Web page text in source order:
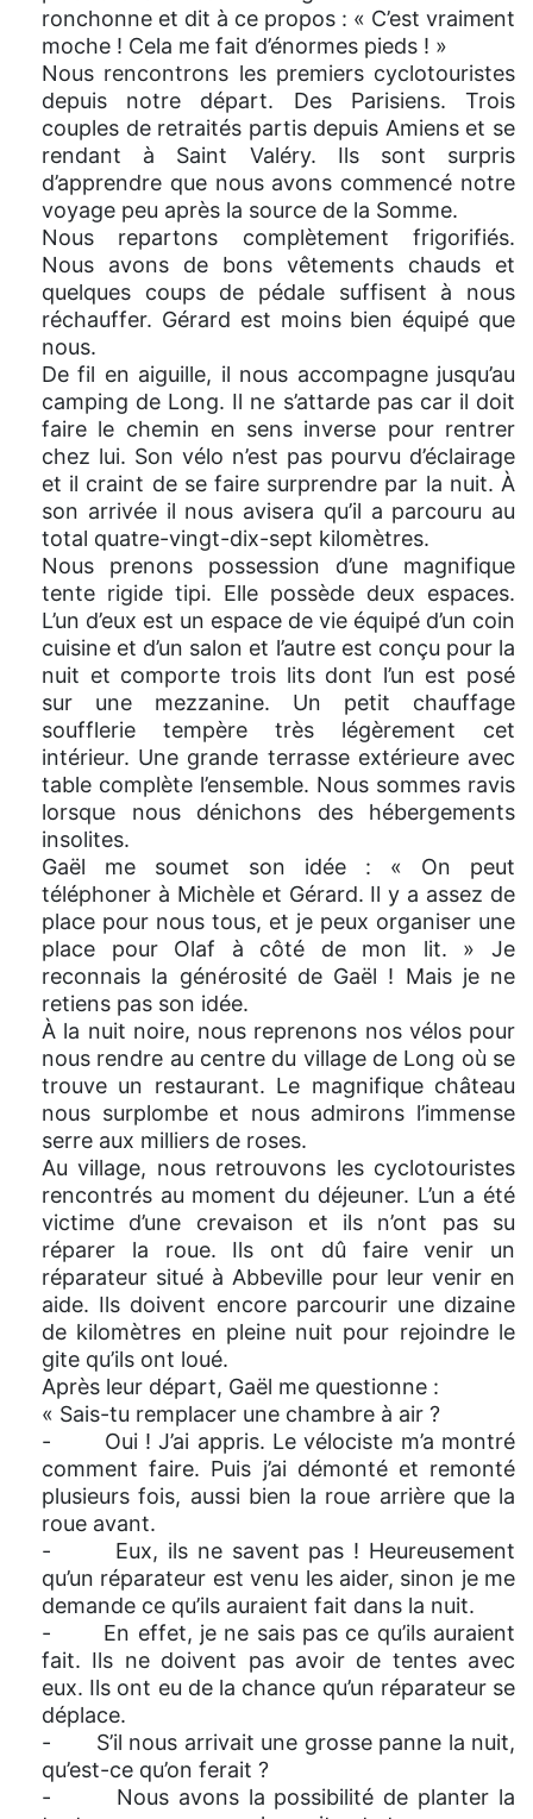
ronchonne et dit à ce propos : « C’est vraiment
moche ! Cela me fait d’énormes pieds ! »
Nous rencontrons les premiers cyclotouristes
depuis notre départ. Des Parisiens. Trois
couples de retraités partis depuis Amiens et se
rendant à Saint Valéry. Ils sont surpris
d’apprendre que nous avons commencé notre
voyage peu après la source de la Somme.
Nous repartons complètement frigorifiés.
Nous avons de bons vêtements chauds et
quelques coups de pédale suffisent à nous
réchauffer. Gérard est moins bien équipé que
nous.
De fil en aiguille, il nous accompagne jusqu’au
camping de Long. Il ne s’attarde pas car il doit
faire le chemin en sens inverse pour rentrer
chez lui. Son vélo n’est pas pourvu d’éclairage
et il craint de se faire surprendre par la nuit. À
son arrivée il nous avisera qu’il a parcouru au
total quatre-vingt-dix-sept kilomètres.
Nous prenons possession d’une magnifique
tente rigide tipi. Elle possède deux espaces.
L’un d’eux est un espace de vie équipé d’un coin
cuisine et d’un salon et l’autre est conçu pour la
nuit et comporte trois lits dont l’un est posé
sur une mezzanine. Un petit chauffage
soufflerie tempère très légèrement cet
intérieur. Une grande terrasse extérieure avec
table complète l’ensemble. Nous sommes ravis
lorsque nous dénichons des hébergements
insolites.
Gaël me soumet son idée : « On peut
téléphoner à Michèle et Gérard. Il y a assez de
place pour nous tous, et je peux organiser une
place pour Olaf à côté de mon lit. » Je
reconnais la générosité de Gaël ! Mais je ne
retiens pas son idée.
À la nuit noire, nous reprenons nos vélos pour
nous rendre au centre du village de Long où se
trouve un restaurant. Le magnifique château
nous surplombe et nous admirons l’immense
serre aux milliers de roses.
Au village, nous retrouvons les cyclotouristes
rencontrés au moment du déjeuner. L’un a été
victime d’une crevaison et ils n’ont pas su
réparer la roue. Ils ont dû faire venir un
réparateur situé à Abbeville pour leur venir en
aide. Ils doivent encore parcourir une dizaine
de kilomètres en pleine nuit pour rejoindre le
gite qu’ils ont loué.
Après leur départ, Gaël me questionne :
« Sais-tu remplacer une chambre à air ?
- Oui ! J’ai appris. Le vélociste m’a montré
comment faire. Puis j’ai démonté et remonté
plusieurs fois, aussi bien la roue arrière que la
roue avant.
- Eux, ils ne savent pas ! Heureusement
qu’un réparateur est venu les aider, sinon je me
demande ce qu’ils auraient fait dans la nuit.
- En effet, je ne sais pas ce qu’ils auraient
fait. Ils ne doivent pas avoir de tentes avec
eux. Ils ont eu de la chance qu’un réparateur se
déplace.
- S’il nous arrivait une grosse panne la nuit,
qu’est-ce qu’on ferait ?
- Nous avons la possibilité de planter la